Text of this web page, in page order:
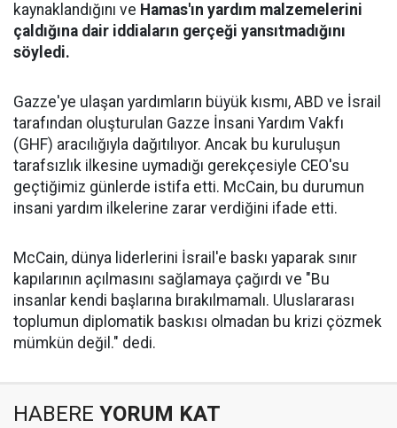
kaynaklandığını ve Hamas'ın yardım malzemelerini
çaldığına dair iddiaların gerçeği yansıtmadığını
söyledi.
Gazze'ye ulaşan yardımların büyük kısmı, ABD ve İsrail
tarafından oluşturulan Gazze İnsani Yardım Vakfı
(GHF) aracılığıyla dağıtılıyor. Ancak bu kuruluşun
tarafsızlık ilkesine uymadığı gerekçesiyle CEO'su
geçtiğimiz günlerde istifa etti. McCain, bu durumun
insani yardım ilkelerine zarar verdiğini ifade etti.
McCain, dünya liderlerini İsrail'e baskı yaparak sınır
kapılarının açılmasını sağlamaya çağırdı ve "Bu
insanlar kendi başlarına bırakılmamalı. Uluslararası
toplumun diplomatik baskısı olmadan bu krizi çözmek
mümkün değil." dedi.
HABERE YORUM KAT